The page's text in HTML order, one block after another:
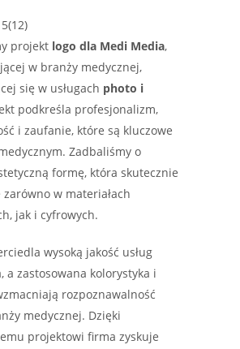
5(12)
projekt logo dla Medi Media,
w branży medycznej,
się w usługach photo i
podkreśla profesjonalizm,
i zaufanie, które są kluczowe
Zadbaliśmy o
formę, która skutecznie
w materiałach
jak i cyfrowych.
wysoką jakość usług
a zastosowana kolorystyka i
rozpoznawalność
medycznej. Dzięki
projektowi firma zyskuje